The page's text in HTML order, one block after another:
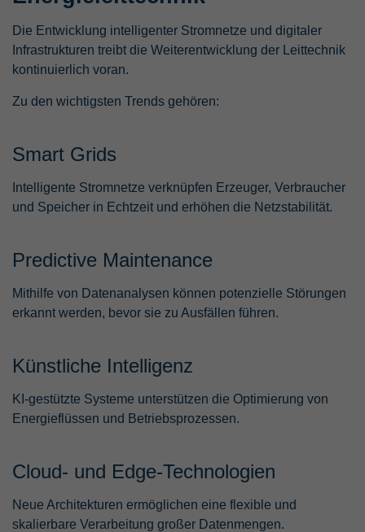
Die Entwicklung intelligenter Stromnetze und digitaler
Infrastrukturen treibt die Weiterentwicklung der Leittechnik
kontinuierlich voran.
Zu den wichtigsten Trends gehören:
Smart Grids
Intelligente Stromnetze verknüpfen Erzeuger, Verbraucher
und Speicher in Echtzeit und erhöhen die Netzstabilität.
Predictive Maintenance
Mithilfe von Datenanalysen können potenzielle Störungen
erkannt werden, bevor sie zu Ausfällen führen.
Künstliche Intelligenz
KI-gestützte Systeme unterstützen die Optimierung von
Energieflüssen und Betriebsprozessen.
Cloud- und Edge-Technologien
Neue Architekturen ermöglichen eine flexible und
skalierbare Verarbeitung großer Datenmengen.